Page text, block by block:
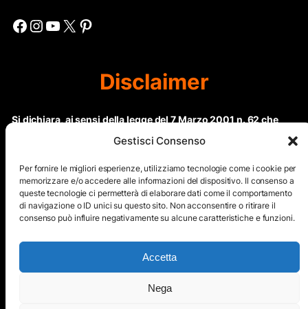
Gestisci Consenso
Per fornire le migliori esperienze, utilizziamo tecnologie come i cookie per
memorizzare e/o accedere alle informazioni del dispositivo. Il consenso a
queste tecnologie ci permetterà di elaborare dati come il comportamento
di navigazione o ID unici su questo sito. Non acconsentire o ritirare il
consenso può influire negativamente su alcune caratteristiche e funzioni.
Accetta
Nega
Facebook Instagram YouTube X Pinterest
Disclaimer
Si dichiara, ai sensi della legge del 7 Marzo 2001 n. 62 che
questo sito non rientra nella categoria di “Informazione
regolari. Le immagini dei collaboratori detentori del
Copyright © sono riproducibili solo dietro specifica
autorizzazione. Il contenuto del sito, comprensivo di testi e
immagini, eccetto dove espressamente specificato, è
protetto da Copyright © e non può essere riprodotto e
diffuso tramite nessun mezzo elettronico o cartaceo senza
esplicita autorizzazione scritta da parte dello staff di ”Il Mare
nel cuore”